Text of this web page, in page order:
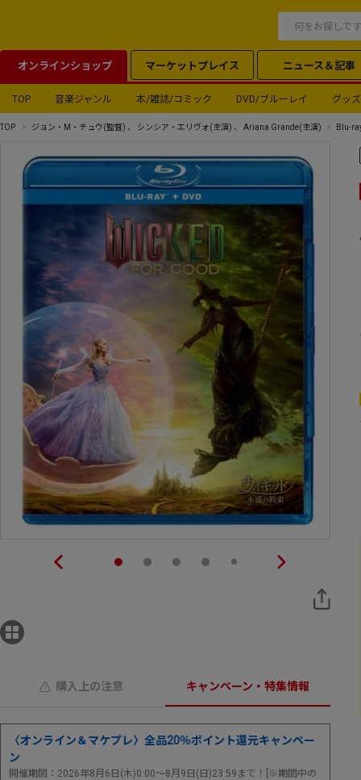
オンラインショップ マーケットプレイス ニュース＆記事
TOP 音楽ジャンル 本/雑誌/コミック DVD/ブルーレイ グッズ
TOP ジョン・M・チュウ(監督) 、 シンシア・エリヴォ(主演) 、 Ariana Grande(主演) Blu-
購入上の注意 キャンペーン・特集情報
〈オンライン＆マケプレ〉全品20％ポイント還元キャンペー
ン
開催期間：2026年8月6日(木)0:00～8月9日(日)23:59まで！[※期間中の